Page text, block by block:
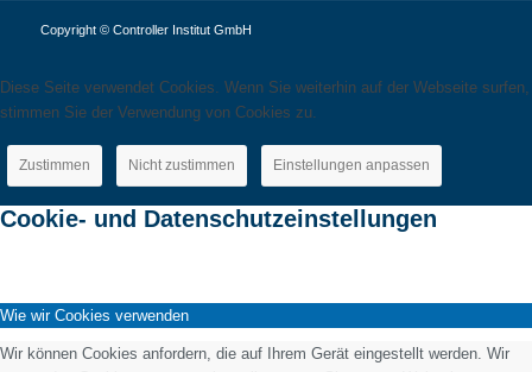
Copyright © Controller Institut GmbH
Diese Seite verwendet Cookies. Wenn Sie weiterhin auf der Webseite surfen,
stimmen Sie der Verwendung von Cookies zu.
Zustimmen Nicht zustimmen Einstellungen anpassen
Cookie- und Datenschutzeinstellungen
Wie wir Cookies verwenden
Wir können Cookies anfordern, die auf Ihrem Gerät eingestellt werden. Wir